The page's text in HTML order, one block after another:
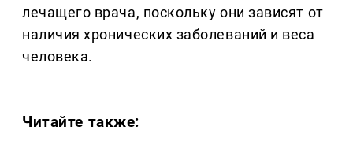
лечащего врача, поскольку они зависят от
наличия хронических заболеваний и веса
человека.
Читайте также: